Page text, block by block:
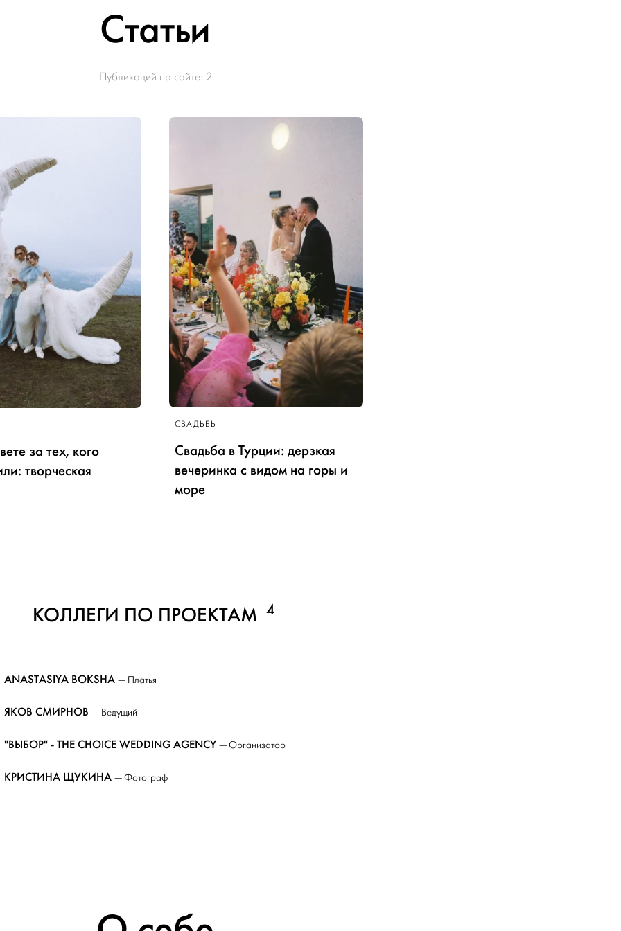
Статьи
Публикаций на сайте: 2
за тех, кого
творческая
СВАДЬБЫ
Свадьба в Турции: дерзкая
вечеринка с видом на горы и
море
КОЛЛЕГИ ПО ПРОЕКТАМ 4
ANASTASIYA BOKSHA — Платья
ЯКОВ СМИРНОВ — Ведущий
"ВЫБОР" - THE CHOICE WEDDING AGENCY — Организатор
КРИСТИНА ЩУКИНА — Фотограф